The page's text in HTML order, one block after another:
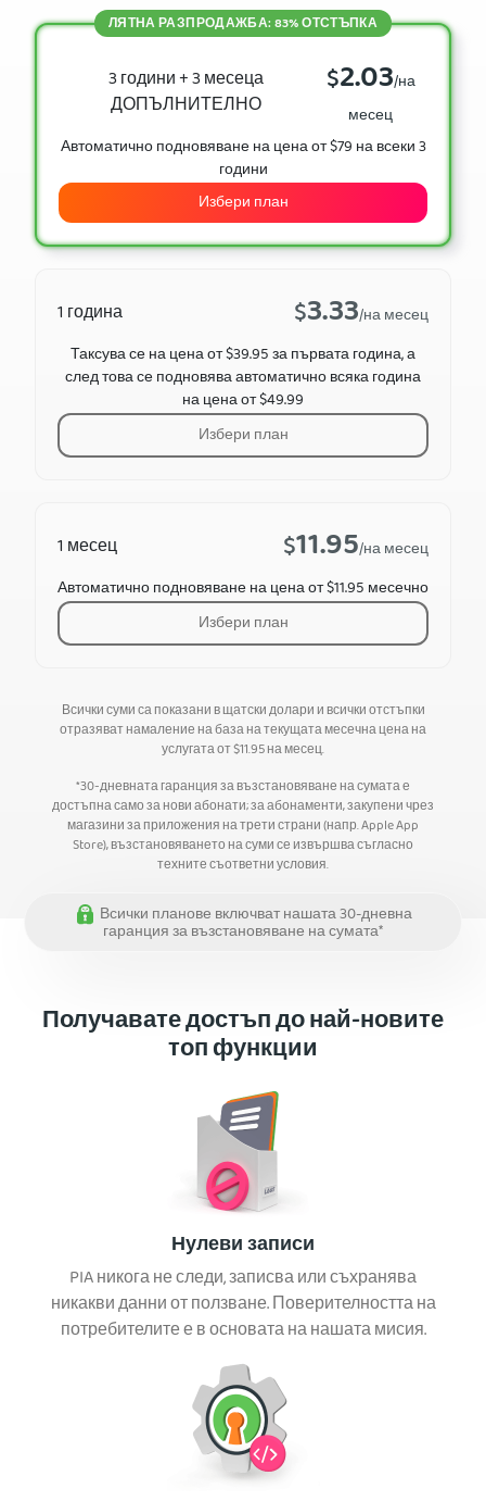
1 месец $11.95/на месец
Автоматично подновяване на цена от $11.95 месечно
Избери план
3 години + 3 месеца
ДОПЪЛНИТЕЛНО
$2.03/на
месец
ЛЯТНА РАЗПРОДАЖБА: 83% ОТСТЪПКА
Автоматично подновяване на цена от $79 на всеки 3
години
Избери план
1 година $3.33/на месец
Таксува се на цена от $39.95 за първата година, а
след това се подновява автоматично всяка година
на цена от $49.99
Избери план
Всички суми са показани в щатски долари и всички отстъпки
отразяват намаление на база на текущата месечна цена на
услугата от$11.95на месец.
*30-дневната гаранция за възстановяване на сумата е
достъпна само за нови абонати; за абонаменти, закупени чрез
магазини за приложения на трети страни (напр. Apple App
Store), възстановяването на суми се извършва съгласно
техните съответни условия.
Всички планове включват нашата 30-дневна
гаранция за възстановяване на сумата*
Получавате достъп до най-новите
топ функции
Нулеви записи
PIA никога не следи, записва или съхранява
никакви данни от ползване. Поверителността на
потребителите е в основата на нашата мисия.